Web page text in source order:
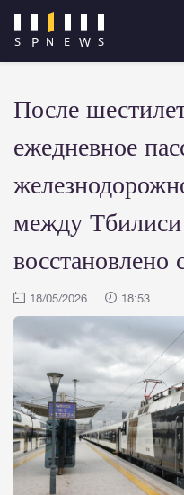
После
ежедневное
между Тбилиси
восстановлено
18/05/2026 18:53